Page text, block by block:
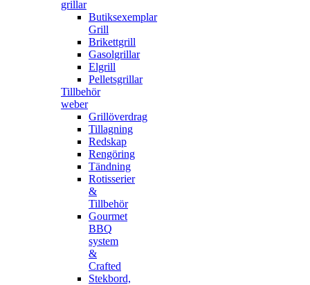
grillar
Butiksexemplar
Grill
Brikettgrill
Gasolgrillar
Elgrill
Pelletsgrillar
Tillbehör
weber
Grillöverdrag
Tillagning
Redskap
Rengöring
Tändning
Rotisserier
&
Tillbehör
Gourmet
BBQ
system
&
Crafted
Stekbord,